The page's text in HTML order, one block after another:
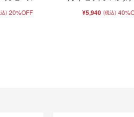
) 20%OFF ¥5,940 (税込)